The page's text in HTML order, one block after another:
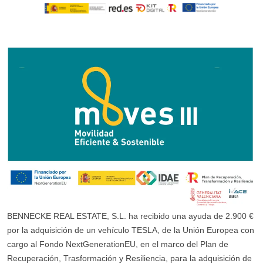
BENNECKE REAL ESTATE, S.L. ha recibido una ayuda de 2.900 €
por la adquisición de un vehículo TESLA, de la Unión Europea con
cargo al Fondo NextGenerationEU, en el marco del Plan de
Recuperación, Trasformación y Resiliencia, para la adquisición de